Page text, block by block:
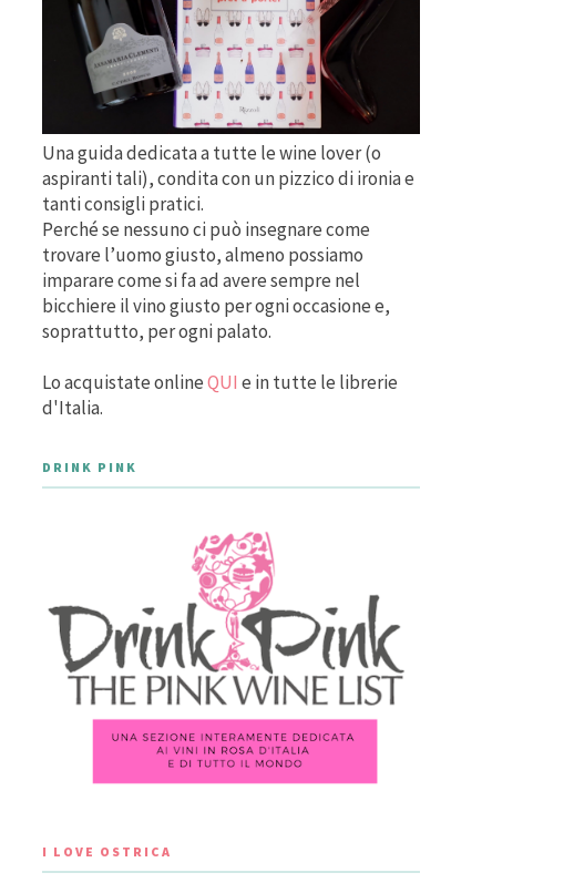
Una guida dedicata a tutte le wine lover (o
aspiranti tali), condita con un pizzico di ironia e
tanti consigli pratici.
Perché se nessuno ci può insegnare come
trovare l’uomo giusto, almeno possiamo
imparare come si fa ad avere sempre nel
bicchiere il vino giusto per ogni occasione e,
soprattutto, per ogni palato.
Lo acquistate onlineQUI e in tutte le librerie
d'Italia.
DRINK PINK
I LOVE OSTRICA